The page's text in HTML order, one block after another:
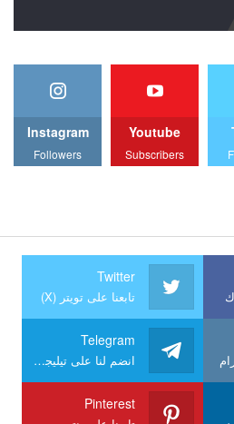
Youtube
Subscribers
Instagram
Followers
Twitter
تابعنا على تويتر (X)
Telegram
انضم لنا على تيليجرام
Pinterest